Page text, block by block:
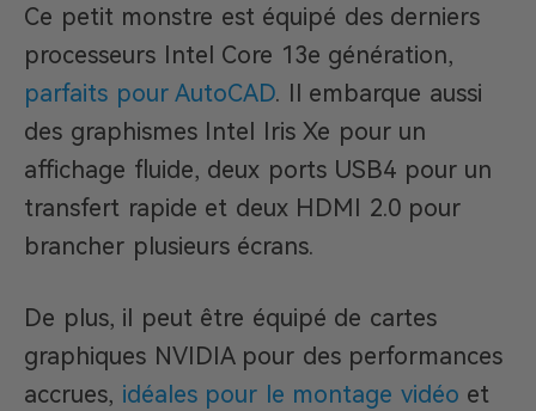
Ce petit monstre est équipé des derniers
processeurs Intel Core 13e génération,
parfaits pour AutoCAD. Il embarque aussi
des graphismes Intel Iris Xe pour un
affichage fluide, deux ports USB4 pour un
transfert rapide et deux HDMI 2.0 pour
brancher plusieurs écrans.
De plus, il peut être équipé de cartes
graphiques NVIDIA pour des performances
accrues, idéales pour le montage vidéo et